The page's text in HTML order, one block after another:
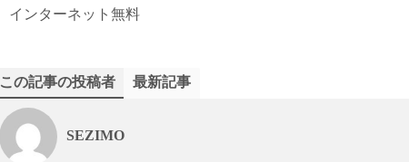
インターネット無料
この記事の投稿者 最新記事
SEZIMO